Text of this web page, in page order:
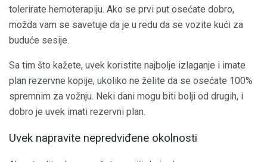
tolerirate hemoterapiju. Ako se prvi put osećate dobro,
možda vam se savetuje da je u redu da se vozite kući za
buduće sesije.
Sa tim što kažete, uvek koristite najbolje izlaganje i imate
plan rezervne kopije, ukoliko ne želite da se osećate 100%
spremnim za vožnju. Neki dani mogu biti bolji od drugih, i
dobro je uvek imati rezervni plan.
Uvek napravite nepredviđene okolnosti